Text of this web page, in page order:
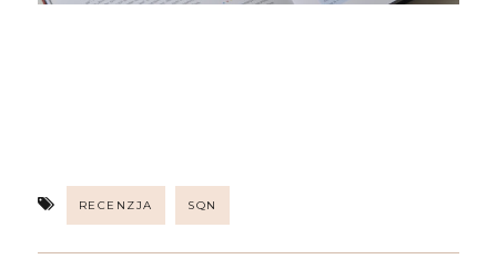
RECENZJA SQN